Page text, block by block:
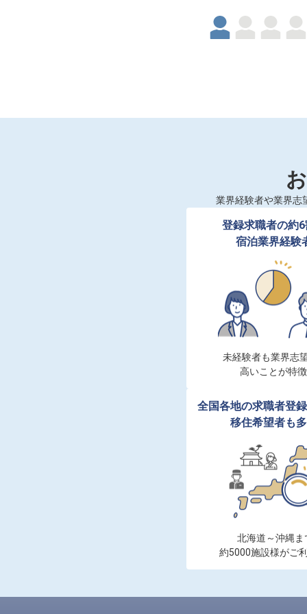
業界経験者や業界志
登録求職者の約
宿泊業界経験
未経験者も業界志
高いことが特徴
全国各地の求職者登
移住希望者も
北海道～沖縄ま
約5000施設様がご